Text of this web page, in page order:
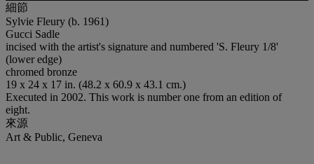
細節
Sylvie Fleury (b. 1961)
Gucci Sadle
incised with the artist's signature and numbered 'S. Fleury 1/8'
(lower edge)
chromed bronze
19 x 24 x 17 in. (48.2 x 60.9 x 43.1 cm.)
Executed in 2002. This work is number one from an edition of
eight.
來源
Art & Public, Geneva